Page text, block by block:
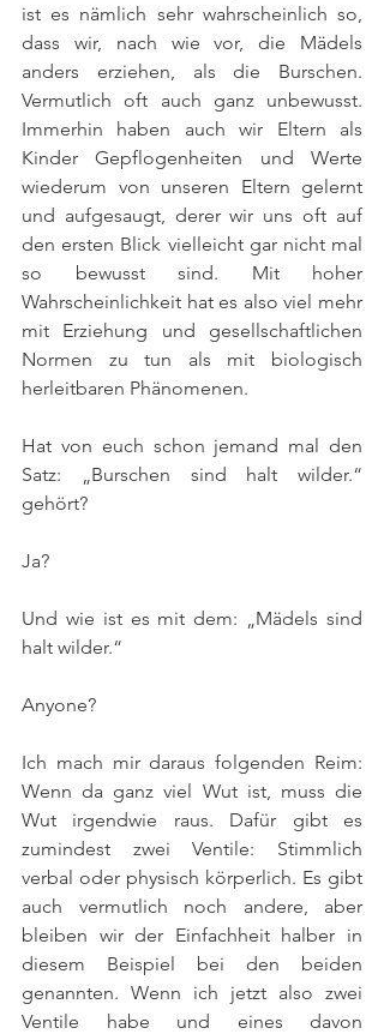
ist es nämlich sehr wahrscheinlich so,
dass wir, nach wie vor, die Mädels
anders erziehen, als die Burschen.
Vermutlich oft auch ganz unbewusst.
Immerhin haben auch wir Eltern als
Kinder Gepflogenheiten und Werte
wiederum von unseren Eltern gelernt
und aufgesaugt, derer wir uns oft auf
den ersten Blick vielleicht gar nicht mal
so bewusst sind. Mit hoher
Wahrscheinlichkeit hat es also viel mehr
mit Erziehung und gesellschaftlichen
Normen zu tun als mit biologisch
herleitbaren Phänomenen.
Hat von euch schon jemand mal den
Satz: „Burschen sind halt wilder.“
gehört?
Ja?
Und wie ist es mit dem: „Mädels sind
halt wilder.“
Anyone?
Ich mach mir daraus folgenden Reim:
Wenn da ganz viel Wut ist, muss die
Wut irgendwie raus. Dafür gibt es
zumindest zwei Ventile: Stimmlich
verbal oder physisch körperlich. Es gibt
auch vermutlich noch andere, aber
bleiben wir der Einfachheit halber in
diesem Beispiel bei den beiden
genannten. Wenn ich jetzt also zwei
Ventile habe und eines davon